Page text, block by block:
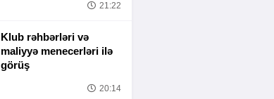
21:22
Klub rəhbərləri və
maliyyə menecerləri ilə
görüş
20:14